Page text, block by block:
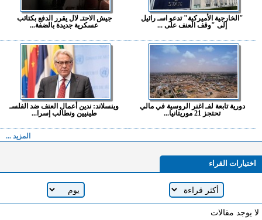
"الخارجية الأميركية" تدعو اسـ رائيل
إلى "وقف العنف على ...
جيش الاحتـ لال يقرر الدفع بكتائب
عسكرية جديدة بالضفة...
دورية تابعة لفـ اغنر الروسية في مالي
تحتجز 21 موريتانيا...
وينسلاند: ندين أعمال العنف ضد الفلسـ
طينيين ونطالب إسرا...
المزيد ...
اختيارات القراء
لا يوجد مقالات